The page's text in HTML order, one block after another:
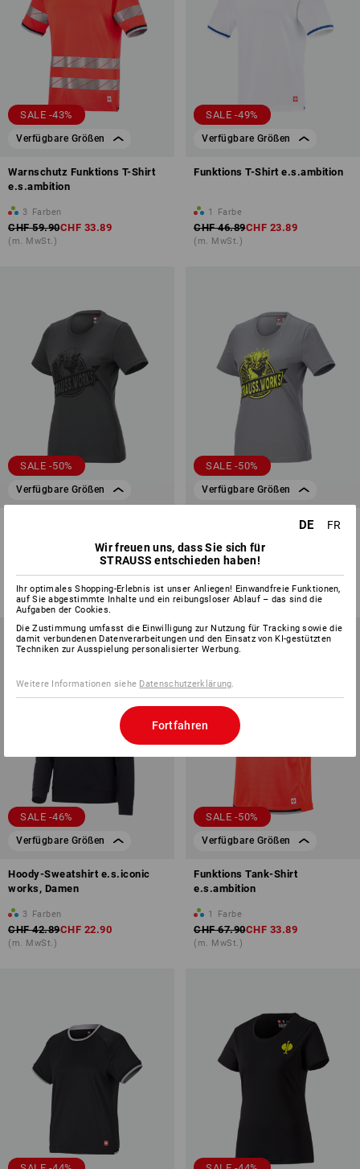
SALE -43%
Verfügbare Größen
Warnschutz Funktions T-Shirt
e.s.ambition
3 Farben
CHF 59.90CHF 33.89
(m. MwSt.)
SALE -49%
Verfügbare Größen
Funktions T-Shirt e.s.ambition
1 Farbe
CHF 46.89CHF 23.89
(m. MwSt.)
SALE -50%
Verfügbare Größen
CHF 27.89CHF 13.89
(m. MwSt.)
SALE -50%
Verfügbare Größen
e.s. T-Shirt strauss works,
5 Farben
CHF 27.89CHF 13.89
(m. MwSt.)
SALE -46%
Verfügbare Größen
Hoody-Sweatshirt e.s.iconic
works, Damen
3 Farben
CHF 42.89CHF 22.90
(m. MwSt.)
SALE -50%
Verfügbare Größen
Funktions Tank-Shirt
e.s.ambition
1 Farbe
CHF 67.90CHF 33.89
(m. MwSt.)
DE
FR
Wir freuen uns, dass Sie sich für
STRAUSS entschieden haben!
Ihr optimales Shopping-Erlebnis ist unser Anliegen! Einwandfreie Funktionen,
auf Sie abgestimmte Inhalte und ein reibungsloser Ablauf – das sind die
Aufgaben der Cookies.
Die Zustimmung umfasst die Einwilligung zur Nutzung für Tracking sowie die
damit verbundenen Datenverarbeitungen und den Einsatz von KI-gestützten
Techniken zur Ausspielung personalisierter Werbung.
Weitere Informationen siehe Datenschutzerklärung.
Fortfahren